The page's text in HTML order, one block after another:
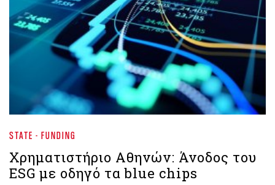
STATE - FUNDING
Χρηματιστήριο Aθηνών: Άνοδος του
ESG με οδηγό τα blue chips